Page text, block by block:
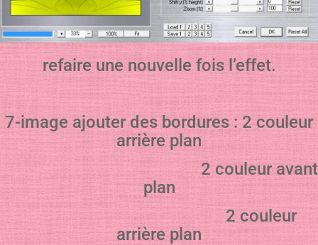
refaire une nouvelle fois l’effet.
7-image ajouter des bordures : 2 couleur
arrière plan
2 couleur avant
plan
2 couleur
arrière plan